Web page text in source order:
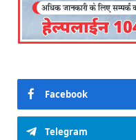
Facebook
Telegram